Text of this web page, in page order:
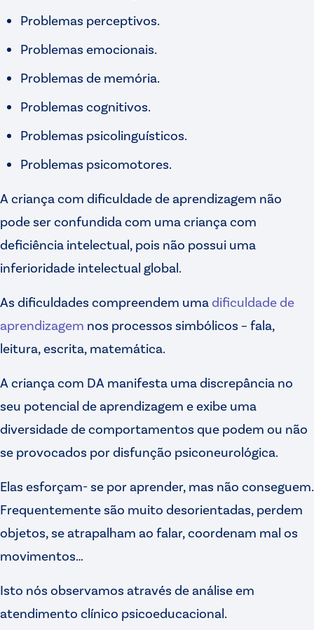
Problemas perceptivos.
Problemas emocionais.
Problemas de memória.
Problemas cognitivos.
Problemas psicolinguísticos.
Problemas psicomotores.
A criança com dificuldade de aprendizagem não
pode ser confundida com uma criança com
deficiência intelectual, pois não possui uma
inferioridade intelectual global.
As dificuldades compreendem uma dificuldade de
aprendizagem nos processos simbólicos – fala,
leitura, escrita, matemática.
A criança com DA manifesta uma discrepância no
seu potencial de aprendizagem e exibe uma
diversidade de comportamentos que podem ou não
se provocados por disfunção psiconeurológica.
Elas esforçam- se por aprender, mas não conseguem.
Frequentemente são muito desorientadas, perdem
objetos, se atrapalham ao falar, coordenam mal os
movimentos…
Isto nós observamos através de análise em
atendimento clínico psicoeducacional.